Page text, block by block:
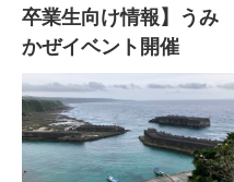
卒業生向け情報】うみ
かぜイベント開催